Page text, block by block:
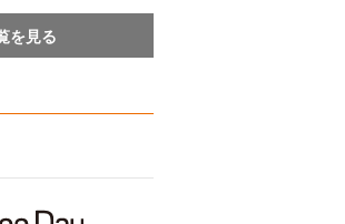
を見る